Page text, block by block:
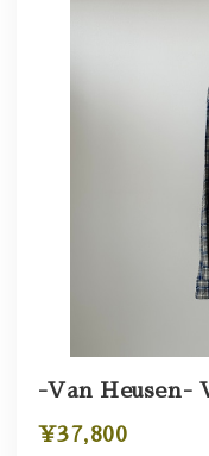
-Van Heusen-
¥37,800